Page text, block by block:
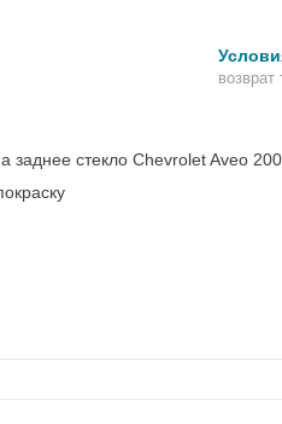
возврат
заднее стекло Chevrolet Aveo